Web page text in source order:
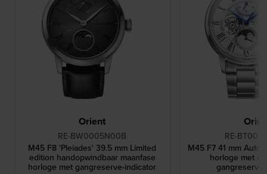
Orient
RE-BW0005N00B
M45 F8 'Pleiades' 39.5 mm Limited
edition handopwindbaar maanfase
horloge met gangreserve-indicator
RE-
M45 F7 41 mm
horloge met